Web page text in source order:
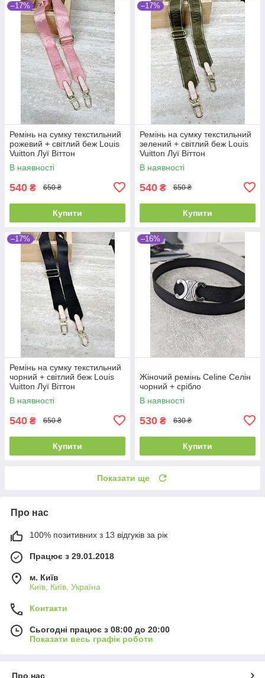
–17%
Ремінь на сумку текстильний
рожевий + світлий беж Louis
Vuitton Луї Віттон
В наявності
540 ₴ 650 ₴
Купити
–17%
Ремінь на сумку текстильний
зелений + світлий беж Louis
Vuitton Луї Віттон
В наявності
540 ₴ 650 ₴
Купити
–17%
Ремінь на сумку текстильний
чорний + світлий беж Louis
Vuitton Луї Віттон
В наявності
540 ₴ 650 ₴
Купити
–16%
Жіночий ремінь Celine Селін
чорний + срібло
В наявності
530 ₴ 630 ₴
Купити
Показати ще
Про нас
100% позитивних з 13 відгуків за рік
Працює з 29.01.2018
м. Київ
Київ, Київ, Україна
Контакти
Сьогодні працює з 08:00 до 20:00
Показати весь графік роботи
Про нас